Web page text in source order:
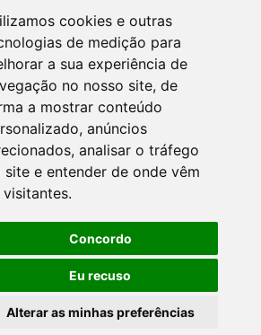
cookies e outras
de medição para
a sua experiência de
no nosso site, de
a mostrar conteúdo
anúncios
analisar o tráfego
site e entender de onde vêm
visitantes.
Concordo
Eu recuso
Alterar as minhas preferências
do BCB
do BCB e Cosif-e
Governamentais
da República
Reguladoras